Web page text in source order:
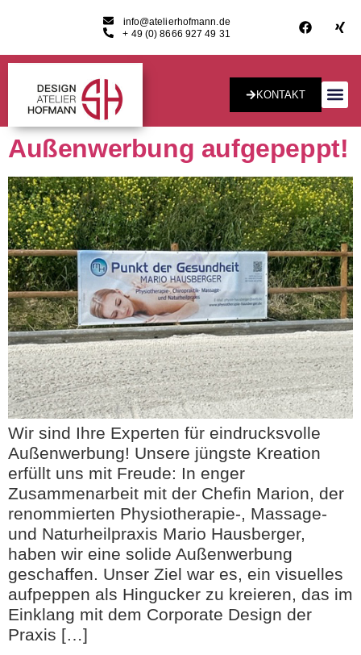
info@atelierhofmann.de
+ 49 (0) 8666 927 49 31
KONTAKT
Außenwerbung aufgepeppt!
Wir sind Ihre Experten für eindrucksvolle
Außenwerbung! Unsere jüngste Kreation
erfüllt uns mit Freude: In enger
Zusammenarbeit mit der Chefin Marion, der
renommierten Physiotherapie-, Massage-
und Naturheilpraxis Mario Hausberger,
haben wir eine solide Außenwerbung
geschaffen. Unser Ziel war es, ein visuelles
aufpeppen als Hingucker zu kreieren, das im
Einklang mit dem Corporate Design der
Praxis […]